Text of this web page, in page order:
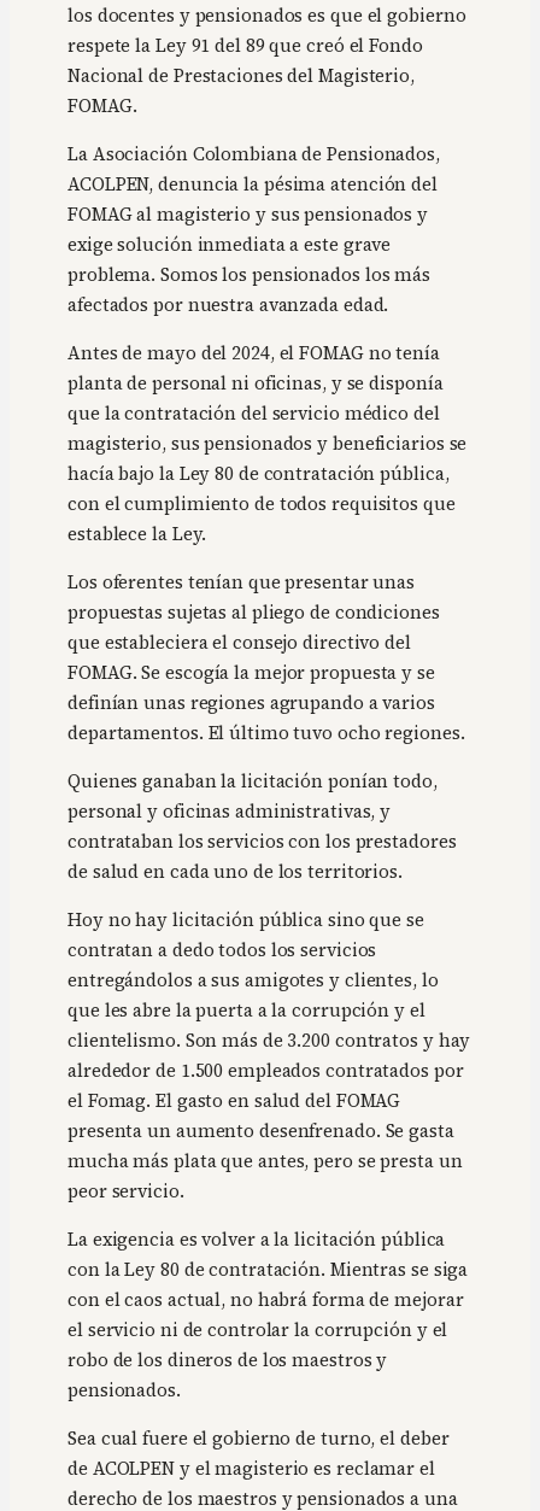
los docentes y pensionados es que el gobierno
respete la Ley 91 del 89 que creó el Fondo
Nacional de Prestaciones del Magisterio,
FOMAG.
La Asociación Colombiana de Pensionados,
ACOLPEN, denuncia la pésima atención del
FOMAG al magisterio y sus pensionados y
exige solución inmediata a este grave
problema. Somos los pensionados los más
afectados por nuestra avanzada edad.
Antes de mayo del 2024, el FOMAG no tenía
planta de personal ni oficinas, y se disponía
que la contratación del servicio médico del
magisterio, sus pensionados y beneficiarios se
hacía bajo la Ley 80 de contratación pública,
con el cumplimiento de todos requisitos que
establece la Ley.
Los oferentes tenían que presentar unas
propuestas sujetas al pliego de condiciones
que estableciera el consejo directivo del
FOMAG. Se escogía la mejor propuesta y se
definían unas regiones agrupando a varios
departamentos. El último tuvo ocho regiones.
Quienes ganaban la licitación ponían todo,
personal y oficinas administrativas, y
contrataban los servicios con los prestadores
de salud en cada uno de los territorios.
Hoy no hay licitación pública sino que se
contratan a dedo todos los servicios
entregándolos a sus amigotes y clientes, lo
que les abre la puerta a la corrupción y el
clientelismo. Son más de 3.200 contratos y hay
alrededor de 1.500 empleados contratados por
el Fomag. El gasto en salud del FOMAG
presenta un aumento desenfrenado. Se gasta
mucha más plata que antes, pero se presta un
peor servicio.
La exigencia es volver a la licitación pública
con la Ley 80 de contratación. Mientras se siga
con el caos actual, no habrá forma de mejorar
el servicio ni de controlar la corrupción y el
robo de los dineros de los maestros y
pensionados.
Sea cual fuere el gobierno de turno, el deber
de ACOLPEN y el magisterio es reclamar el
derecho de los maestros y pensionados a una